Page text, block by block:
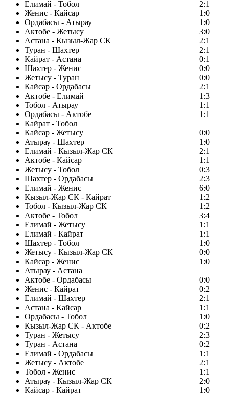
Елимай - Тобол
2:1
Женис - Кайсар
1:0
Ордабасы - Атырау
1:0
Актобе - Жетысу
3:0
Астана - Кызыл-Жар СК
2:1
Туран - Шахтер
2:1
Кайрат - Астана
0:1
Шахтер - Женис
0:0
Жетысу - Туран
0:0
Кайсар - Ордабасы
2:1
Актобе - Елимай
1:3
Тобол - Атырау
1:1
Ордабасы - Актобе
1:1
Кайрат - Тобол
Кайсар - Жетысу
0:0
Атырау - Шахтер
1:0
Елимай - Кызыл-Жар СК
2:1
Актобе - Кайсар
1:1
Жетысу - Тобол
0:3
Шахтер - Ордабасы
2:3
Елимай - Женис
6:0
Кызыл-Жар СК - Кайрат
1:2
Тобол - Кызыл-Жар СК
1:2
Актобе - Тобол
3:4
Елимай - Жетысу
1:1
Елимай - Кайрат
1:1
Шахтер - Тобол
1:0
Жетысу - Кызыл-Жар СК
0:0
Кайсар - Женис
1:0
Атырау - Астана
Актобе - Ордабасы
0:0
Женис - Кайрат
0:2
Елимай - Шахтер
2:1
Астана - Кайсар
1:1
Ордабасы - Тобол
1:0
Кызыл-Жар СК - Актобе
0:2
Туран - Жетысу
2:3
Туран - Астана
0:2
Елимай - Ордабасы
1:1
Жетысу - Актобе
2:1
Тобол - Женис
1:1
Атырау - Кызыл-Жар СК
2:0
Кайсар - Кайрат
1:0